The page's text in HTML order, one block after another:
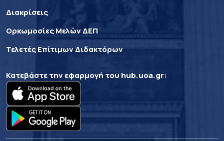
Διακρίσεις
Ορκωμοσίες Μελών ΔΕΠ
Τελετές Επίτιμων Διδακτόρων
Κατεβάστε την εφαρμογή του hub.uoa.gr: